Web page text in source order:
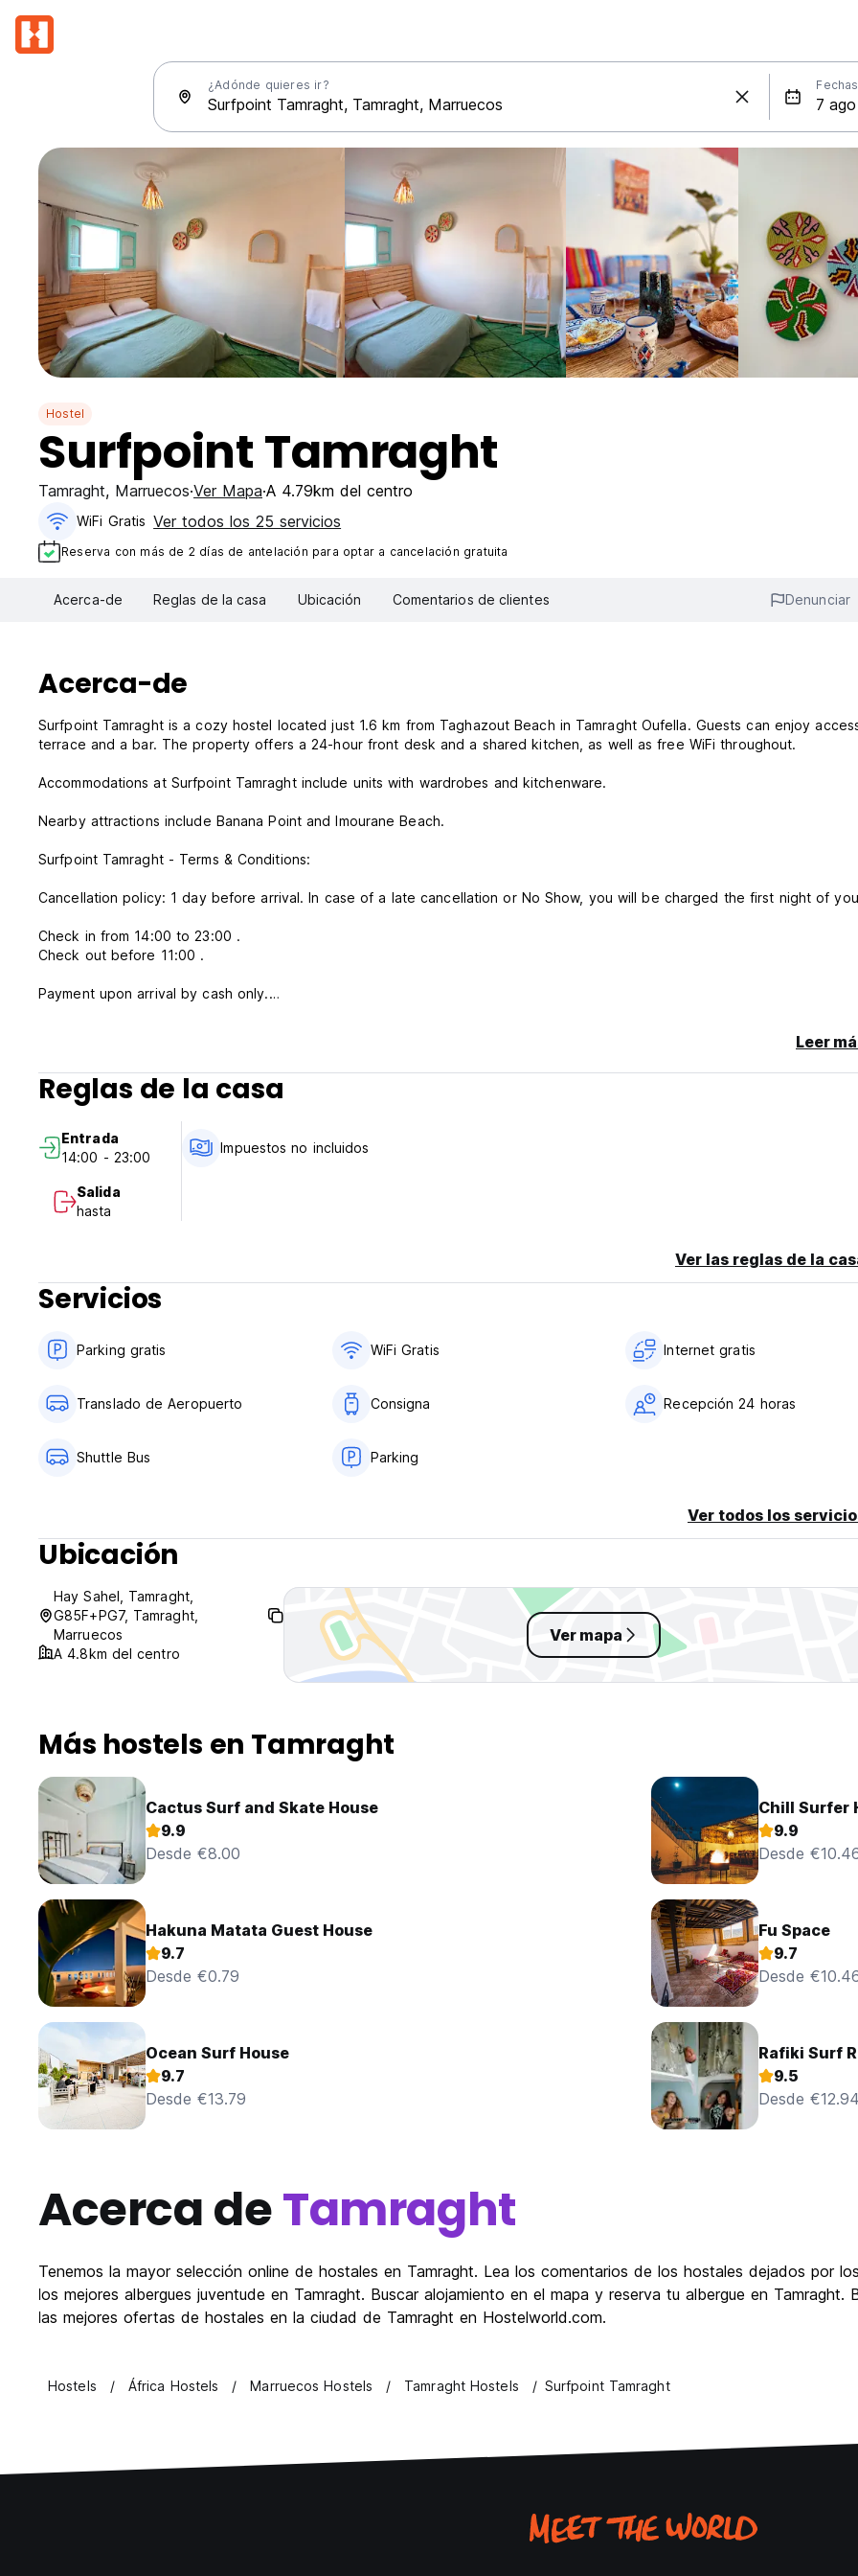
¿Adónde quieres ir? Fechas
Hostel
Surfpoint Tamraght
Tamraght, Marruecos Ver Mapa A 4.79km del centro
WiFi Gratis Ver todos los 25 servicios
Reserva con más de 2 días de antelación para optar a cancelación gratuita
Acerca-de Reglas de la casa Ubicación Comentarios de clientes Denunciar
Acerca-de
Surfpoint Tamraght is a cozy hostel located just 1.6 km from Taghazout Beach in Tamraght Oufella. Guests can enjoy
terrace and a bar. The property offers a 24-hour front desk and a shared kitchen, as well as free WiFi throughout.
Accommodations at Surfpoint Tamraght include units with wardrobes and kitchenware.
Nearby attractions include Banana Point and Imourane Beach.
Surfpoint Tamraght - Terms & Conditions:
Cancellation policy: 1 day before arrival. In case of a late cancellation or No Show, you will be charged the first night of
Check in from 14:00 to 23:00 .
Check out before 11:00 .
Payment upon arrival by cash only.
General:
24 hour Reception.
Leer
Reglas de la casa
Entrada
14:00 - 23:00
Salida
hasta
Impuestos no incluidos
Ver las reglas de la
Servicios
Parking gratis WiFi Gratis Internet gratis
Translado de Aeropuerto Consigna Recepción 24 horas
Shuttle Bus Parking
Ver todos los
Ubicación
Hay Sahel, Tamraght,
G85F+PG7, Tamraght,
Marruecos
A 4.8km del centro
Ver mapa
Más hostels en Tamraght
Cactus Surf and Skate House
9.9
Desde €8.00
Chill Surfer
9.9
Desde
Hakuna Matata Guest House
9.7
Desde €0.79
Fu Space
9.7
Desde
Ocean Surf House
9.7
Desde €13.79
Rafiki Surf
9.5
Desde
Acerca deTamraght
Tenemos la mayor selección online de hostales en Tamraght. Lea los comentarios de los hostales dejados por
los mejores albergues juventude en Tamraght. Buscar alojamiento en el mapa y reserva tu albergue en
las mejores ofertas de hostales en la ciudad de Tamraght en Hostelworld.com.
Hostels África Hostels Marruecos Hostels Tamraght Hostels Surfpoint Tamraght